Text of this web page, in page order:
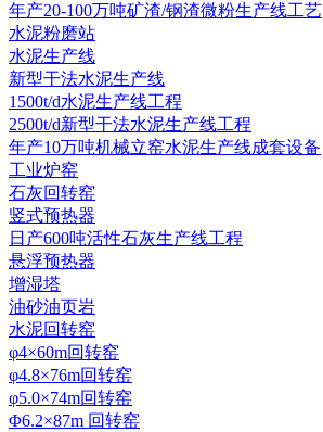
年产20-100万吨矿渣/钢渣微粉生产线工艺
水泥粉磨站
水泥生产线
新型干法水泥生产线
1500t/d水泥生产线工程
2500t/d新型干法水泥生产线工程
年产10万吨机械立窑水泥生产线成套设备
工业炉窑
石灰回转窑
竖式预热器
日产600吨活性石灰生产线工程
悬浮预热器
增湿塔
油砂油页岩
水泥回转窑
φ4×60m回转窑
φ4.8×76m回转窑
φ5.0×74m回转窑
Φ6.2×87m 回转窑